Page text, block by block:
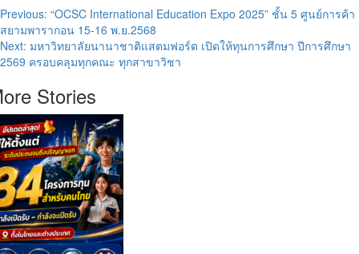
Post
navigation
Previous: “OCSC International Education Expo 2025” ชั้น 5 ศูนย์การค้า
สยามพารากอน 15-16 พ.ย.2568
Next: มหาวิทยาลัยนานาชาติแสตมฟอร์ด เปิดให้ทุนการศึกษา ปีการศึกษา
2569 ครอบคลุมทุกคณะ ทุกสาขาวิชา
Stories